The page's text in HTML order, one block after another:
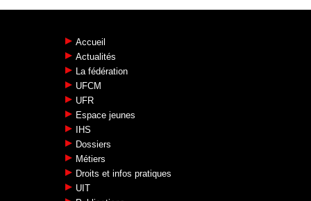
Accueil
Actualités
La fédération
UFCM
UFR
Espace jeunes
IHS
Dossiers
Métiers
Droits et infos pratiques
UIT